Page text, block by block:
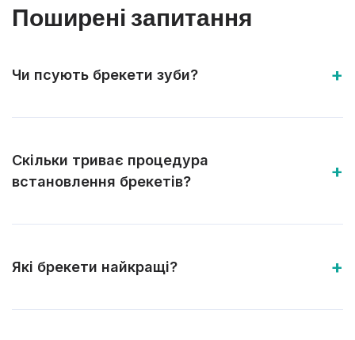
Поширені запитання
Чи псують брекети зуби?
Скільки триває процедура
встановлення брекетів?
Які брекети найкращі?